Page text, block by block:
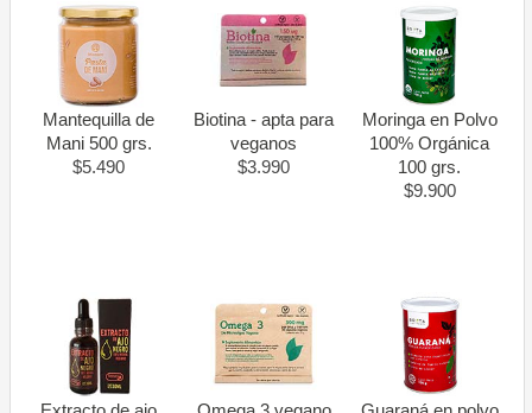
Mantequilla de
Mani 500 grs.
$5.490
Biotina - apta para
veganos
$3.990
Moringa en Polvo
100% Orgánica
100 grs.
$9.900